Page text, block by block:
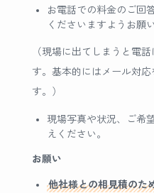
お電話での料金のご回
くださいますようお願
（現場に出てしまうと電
す。基本的にはメール対
す。）
現場写真や状況、ご希
えください。
お願い
他社様との相見積のた